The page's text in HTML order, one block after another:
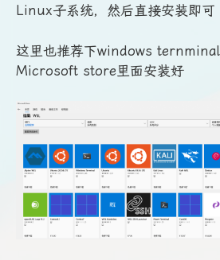
Linux子系统，然后直接安装即可
这里也推荐下windows
Microsoft store里面安装好